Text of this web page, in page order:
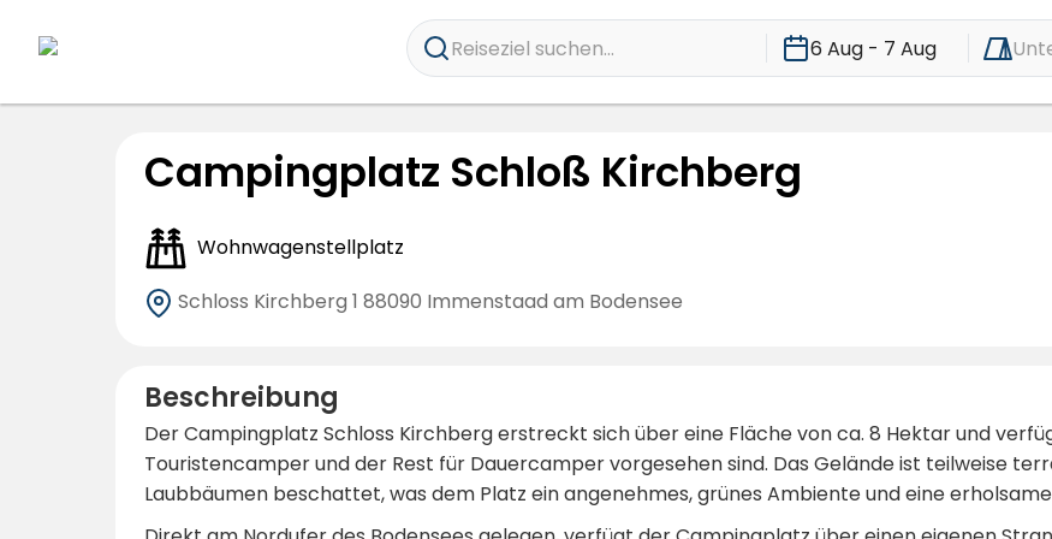
Reiseziel suchen... 6 Aug - 7 Aug
Campingplatz Schloß Kirchberg
Wohnwagenstellplatz
Schloss Kirchberg 1 88090 Immenstaad am Bodensee
Beschreibung
Der Campingplatz Schloss Kirchberg erstreckt sich über eine Fläche von ca. 8 Hektar und
Touristencamper und der Rest für Dauercamper vorgesehen sind. Das Gelände ist teilweise
Laubbäumen beschattet, was dem Platz ein angenehmes, grünes Ambiente und eine